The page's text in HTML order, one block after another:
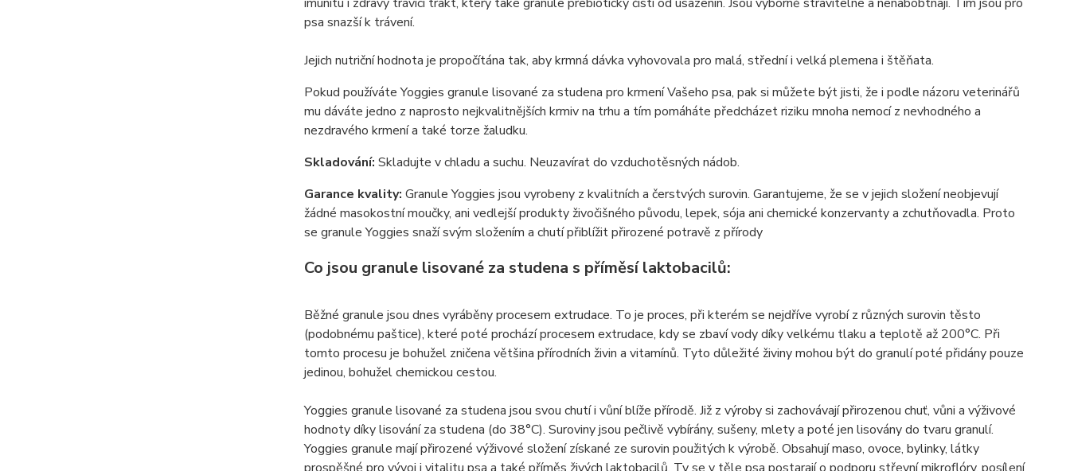
psa snazší k trávení.
Jejich nutriční hodnota je propočítána tak, aby krmná dávka vyhovovala pro malá, střední i velká plemena i štěňata.
Pokud používáte Yoggies granule lisované za studena pro krmení Vašeho psa, pak si můžete být jisti, že i podle názoru veterinářů
mu dáváte jedno z naprosto nejkvalitnějších krmiv na trhu a tím pomáháte předcházet riziku mnoha nemocí z nevhodného a
nezdravého krmení a také torze žaludku.
Skladování: Skladujte v chladu a suchu. Neuzavírat do vzduchotěsných nádob.
Garance kvality: Granule Yoggies jsou vyrobeny z kvalitních a čerstvých surovin. Garantujeme, že se v jejich složení neobjevují
žádné masokostní moučky, ani vedlejší produkty živočišného původu, lepek, sója ani chemické konzervanty a zchutňovadla. Proto
se granule Yoggies snaží svým složením a chutí přiblížit přirozené potravě z přírody
Co jsou granule lisované za studena s příměsí laktobacilů:
Běžné granule jsou dnes vyráběny procesem extrudace. To je proces, při kterém se nejdříve vyrobí z různých surovin těsto
(podobnému paštice), které poté prochází procesem extrudace, kdy se zbaví vody díky velkému tlaku a teplotě až 200°C. Při
tomto procesu je bohužel zničena většina přírodních živin a vitamínů. Tyto důležité živiny mohou být do granulí poté přidány pouze
jedinou, bohužel chemickou cestou.
Yoggies granule lisované za studena jsou svou chutí i vůní blíže přírodě. Již z výroby si zachovávají přirozenou chuť, vůni a výživové
hodnoty díky lisování za studena (do 38°C). Suroviny jsou pečlivě vybírány, sušeny, mlety a poté jen lisovány do tvaru granulí.
Yoggies granule mají přirozené výživové složení získané ze surovin použitých k výrobě. Obsahují maso, ovoce, bylinky, látky